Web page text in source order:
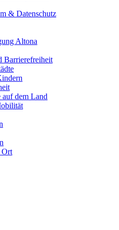
& Datenschutz
Altona
Barrierefreiheit
auf dem Land
Ort